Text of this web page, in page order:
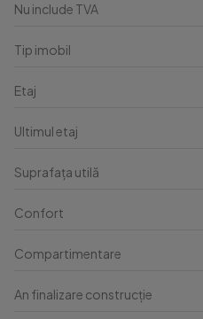
Nu include TVA
Tip imobil
Etaj
Ultimul etaj
Suprafața utilă
Confort
Compartimentare
An finalizare construcție